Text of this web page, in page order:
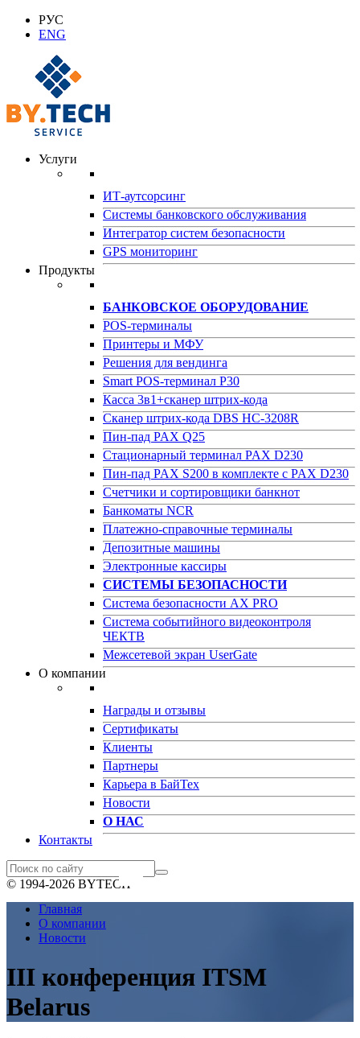
РУС
ENG
Услуги
ИТ-аутсорсинг
Системы банковского обслуживания
Интегратор систем безопасности
GPS мониторинг
Продукты
БАНКОВСКОЕ ОБОРУДОВАНИЕ
POS-терминалы
Принтеры и МФУ
Решения для вендинга
Smart POS-терминал P30
Касса 3в1+сканер штрих-кода
Сканер штрих-кода DBS HC-3208R
Пин-пад PAX Q25
Стационарный терминал PAX D230
Пин-пад PAX S200 в комплекте с PAX D230
Счетчики и сортировщики банкнот
Банкоматы NCR
Платежно-справочные терминалы
Депозитные машины
Электронные кассиры
СИСТЕМЫ БЕЗОПАСНОСТИ
Система безопасности AX PRO
Система событийного видеоконтроля
ЧЕКТВ
Межсетевой экран UserGate
О компании
Награды и отзывы
Сертификаты
Клиенты
Партнеры
Карьера в БайТех
Новости
О НАС
Контакты
© 1994-2026 BYTECH
Главная
О компании
Новости
III конференция ITSM
Belarus